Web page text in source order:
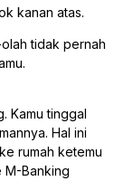
kanan atas.
tidak pernah
Kamu tinggal
Hal ini
rumah ketemu
M-Banking